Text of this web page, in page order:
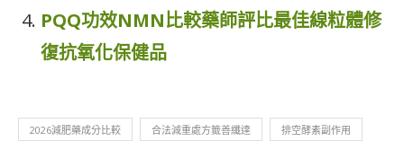
PQQ功效NMN比較藥師評比最佳線粒體修
復抗氧化保健品
2026減肥藥成分比較 合法減重處方籤善纖達 排空酵素副作用